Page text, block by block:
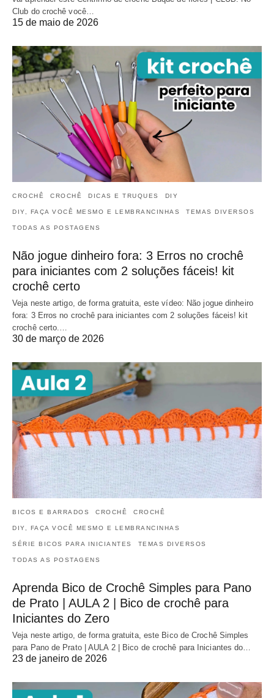
Club do crochê você…
15 de maio de 2026
CROCHÊ CROCHÊ DICAS E TRUQUES DIY
DIY, FAÇA VOCÊ MESMO E LEMBRANCINHAS TEMAS DIVERSOS
TODAS AS POSTAGENS
Não jogue dinheiro fora: 3 Erros no crochê
para iniciantes com 2 soluções fáceis! kit
crochê certo
Veja neste artigo, de forma gratuita, este vídeo: Não jogue dinheiro
fora: 3 Erros no crochê para iniciantes com 2 soluções fáceis! kit
crochê certo.…
30 de março de 2026
BICOS E BARRADOS CROCHÊ CROCHÊ
DIY, FAÇA VOCÊ MESMO E LEMBRANCINHAS
SÉRIE BICOS PARA INICIANTES TEMAS DIVERSOS
TODAS AS POSTAGENS
Aprenda Bico de Crochê Simples para Pano
de Prato | AULA 2 | Bico de crochê para
Iniciantes do Zero
Veja neste artigo, de forma gratuita, este Bico de Crochê Simples
para Pano de Prato | AULA 2 | Bico de crochê para Iniciantes do…
23 de janeiro de 2026